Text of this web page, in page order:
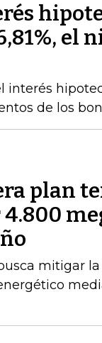
el
interés
de los
plan
mitigar